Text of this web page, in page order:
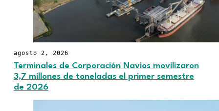
agosto 2, 2026
Terminales de Corporación Navios movilizaron
3,7 millones de toneladas el primer semestre
de 2026